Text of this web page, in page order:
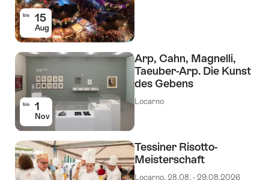
bis 15
Aug
bis 1
Nov
Arp, Cahn, Magnelli,
Taeuber-Arp. Die Kunst
des Gebens
Locarno
Tessiner Risotto-
Meisterschaft
Locarno, 28.08. - 29.08.2026